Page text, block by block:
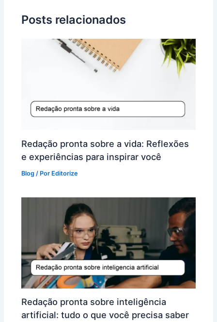
Posts relacionados
Redação pronta sobre a vida: Reflexões
e experiências para inspirar você
Blog / Por Editorize
Redação pronta sobre inteligência
artificial: tudo o que você precisa saber